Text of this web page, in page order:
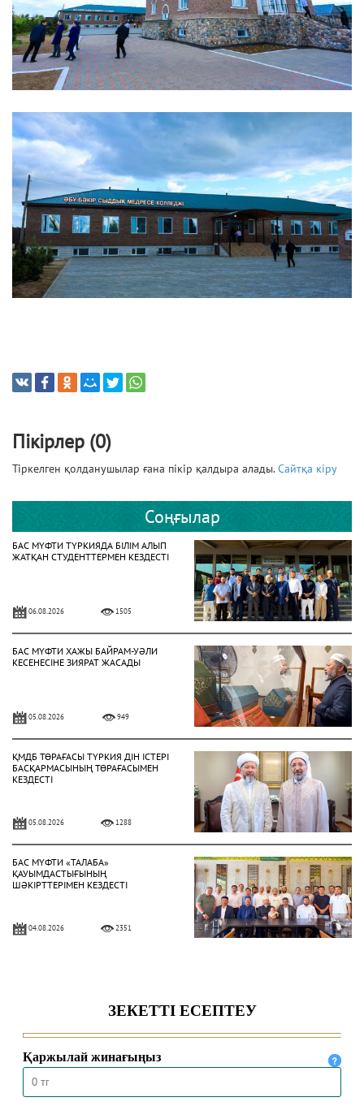
Пікірлер (0)
Тіркелген қолданушылар ғана пікір қалдыра алады.Сайтқа кіру
Соңғылар
БАС МҮФТИ ТҮРКИЯДА БІЛІМ АЛЫП
ЖАТҚАН СТУДЕНТТЕРМЕН КЕЗДЕСТІ
06.08.2026 1505
БАС МҮФТИ ХАЖЫ БАЙРАМ-УӘЛИ
КЕСЕНЕСІНЕ ЗИЯРАТ ЖАСАДЫ
05.08.2026 949
ҚМДБ ТӨРАҒАСЫ ТҮРКИЯ ДІН ІСТЕРІ
БАСҚАРМАСЫНЫҢ ТӨРАҒАСЫМЕН
КЕЗДЕСТІ
05.08.2026 1288
БАС МҮФТИ «ТАЛАБА»
ҚАУЫМДАСТЫҒЫНЫҢ
ШӘКІРТТЕРІМЕН КЕЗДЕСТІ
04.08.2026 2351
04.08.2026 2070
БАС МҮФТИ ТӨРАЛҚА МӘЖІЛІСІН
ӨТКІЗДІ